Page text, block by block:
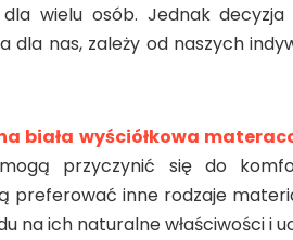
dla wielu osób. Jednak
dla nas, zależy od naszych
biała wyściółkowa
przyczynić się do
preferować inne rodzaje
na ich naturalne właściwości i